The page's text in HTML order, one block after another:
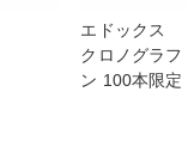
エドックス
クロノグラフ
ン 100本限定